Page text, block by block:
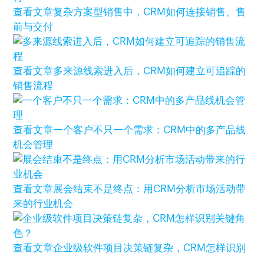
查看文章复杂方案型销售中，CRM如何连接销售、售
前与交付
查看文章多来源线索进入后，CRM如何建立可追踪的
销售流程
查看文章一个客户不只一个需求：CRM中的多产品线
机会管理
查看文章展会结束不是终点：用CRM分析市场活动带
来的行业机会
查看文章企业级软件项目决策链复杂，CRM怎样识别